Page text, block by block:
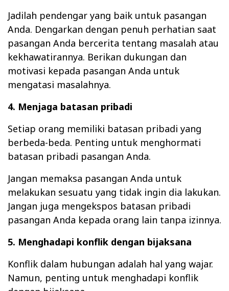
Jadilah pendengar yang baik untuk pasangan
Anda. Dengarkan dengan penuh perhatian saat
pasangan Anda bercerita tentang masalah atau
kekhawatirannya. Berikan dukungan dan
motivasi kepada pasangan Anda untuk
mengatasi masalahnya.
4. Menjaga batasan pribadi
Setiap orang memiliki batasan pribadi yang
berbeda-beda. Penting untuk menghormati
batasan pribadi pasangan Anda.
Jangan memaksa pasangan Anda untuk
melakukan sesuatu yang tidak ingin dia lakukan.
Jangan juga mengekspos batasan pribadi
pasangan Anda kepada orang lain tanpa izinnya.
5. Menghadapi konflik dengan bijaksana
Konflik dalam hubungan adalah hal yang wajar.
Namun, penting untuk menghadapi konflik